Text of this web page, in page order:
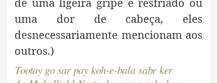
uma dor de cabeça, eles
desnecessariamente mencionam aos
outros.)
Tootay go sar pay koh-e-bala sabr ker